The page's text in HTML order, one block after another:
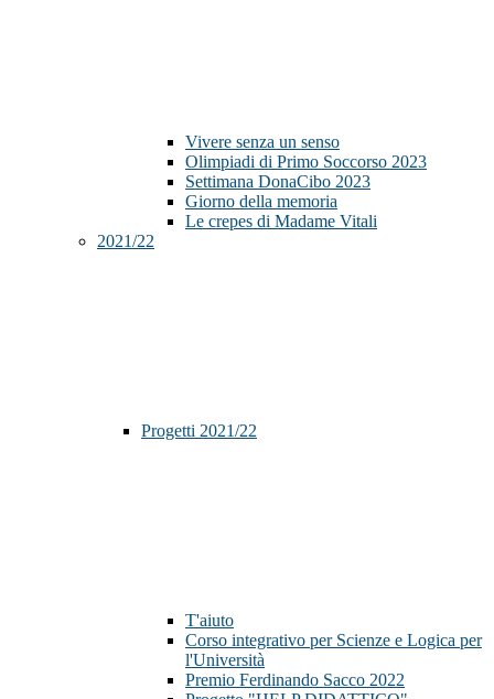
Vivere senza un senso
Olimpiadi di Primo Soccorso 2023
Settimana DonaCibo 2023
Giorno della memoria
Le crepes di Madame Vitali
2021/22
Progetti 2021/22
T'aiuto
Corso integrativo per Scienze e Logica per
l'Università
Premio Ferdinando Sacco 2022